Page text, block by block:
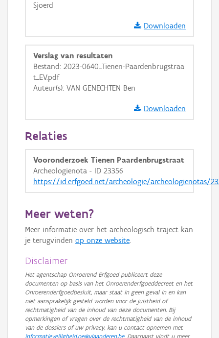
Sjoerd
Downloaden
Verslag van resultaten
Bestand: 2023-0640_Tienen-Paardenbrugstraa
t_EV.pdf
Auteur(s): VAN GENECHTEN Ben
Downloaden
Relaties
Vooronderzoek Tienen Paardenbrugstraat
Archeologienota - ID 23356
https://id.erfgoed.net/archeologie/archeologienotas/
Meer weten?
Meer informatie over het archeologisch traject kan
je terugvinden op onze website.
Disclaimer
Het agentschap Onroerend Erfgoed publiceert deze
documenten op basis van het Onroerenderfgoeddecreet en het
Onroerenderfgoedbesluit, maar staat in geen geval in en kan
niet aansprakelijk gesteld worden voor de juistheid of
rechtmatigheid van de inhoud van deze documenten. Bij
opmerkingen of vragen over de rechtmatigheid van de inhoud
van de dossiers of uw privacy, kan u contact opnemen met
informatieveiligheid.oe@vlaanderen.be. Daarnaast vindt u meer